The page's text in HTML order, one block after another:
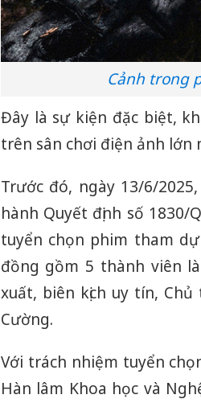
Cảnh trong
Đây là sự kiện đặc biệt,
trên sân chơi điện ảnh lớn
Trước đó, ngày 13/6/
hành Quyết định số 1830/
tuyển chọn phim tham dự
đồng gồm 5 thành viên
xuất, biên kịch uy tín,
Cường.
Với trách nhiệm tuyển
Hàn lâm Khoa học và